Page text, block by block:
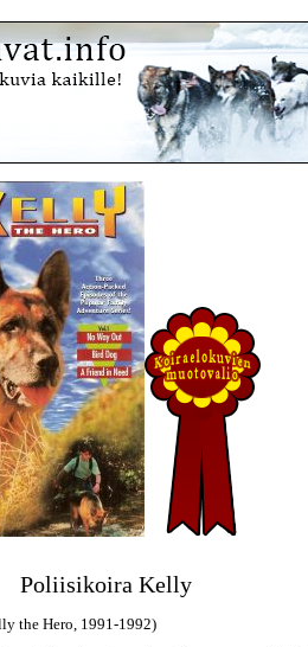
Poliisikoira Kelly
the Hero, 1991-1992)